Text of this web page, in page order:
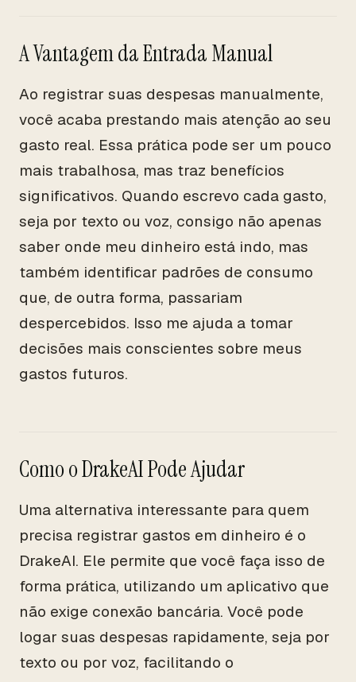
A Vantagem da Entrada Manual
Ao registrar suas despesas manualmente,
você acaba prestando mais atenção ao seu
gasto real. Essa prática pode ser um pouco
mais trabalhosa, mas traz benefícios
significativos. Quando escrevo cada gasto,
seja por texto ou voz, consigo não apenas
saber onde meu dinheiro está indo, mas
também identificar padrões de consumo
que, de outra forma, passariam
despercebidos. Isso me ajuda a tomar
decisões mais conscientes sobre meus
gastos futuros.
Como o DrakeAI Pode Ajudar
Uma alternativa interessante para quem
precisa registrar gastos em dinheiro é o
DrakeAI. Ele permite que você faça isso de
forma prática, utilizando um aplicativo que
não exige conexão bancária. Você pode
logar suas despesas rapidamente, seja por
texto ou por voz, facilitando o